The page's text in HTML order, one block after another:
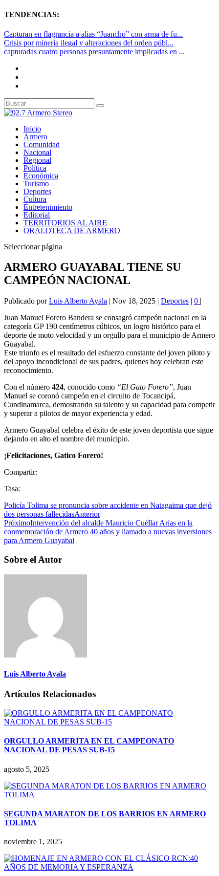
TENDENCIAS:
Capturan en flagrancia a alias “Juancho” con arma de fu...
Crisis por minería ilegal y alteraciones del orden públ...
capturadas cuatro personas presuntamente implicadas en ...
Inicio
Armero
Comunidad
Nacional
Regional
Política
Económica
Turismo
Deportes
Cultura
Entretenimiento
Editorial
TERRITORIOS AL AIRE
ORALOTECA DE ARMERO
Seleccionar página
ARMERO GUAYABAL TIENE SU
CAMPEÓN NACIONAL
Publicado porLuis Alberto Ayala | Nov 18, 2025 | Deportes | 0 |
Juan Manuel Forero Bandera se consagró campeón nacional en la
categoría GP 190 centímetros cúbicos, un logro histórico para el
deporte de moto velocidad y un orgullo para el municipio de Armero
Guayabal.
Este triunfo es el resultado del esfuerzo constante del joven piloto y
del apoyo incondicional de sus padres, quienes hoy celebran este
reconocimiento.
Con el número 424, conocido como “El Gato Forero”, Juan
Manuel se coronó campeón en el circuito de Tocancipá,
Cundinamarca, demostrando su talento y su capacidad para competir
y superar a pilotos de mayor experiencia y edad.
Armero Guayabal celebra el éxito de este joven deportista que sigue
dejando en alto el nombre del municipio.
¡Felicitaciones, Gatico Forero!
Compartir:
Tasa:
Policía Tolima se pronuncia sobre accidente en Natagaima que dejó
dos personas fallecidasAnterior
PróximoIntervención del alcalde Mauricio Cuéllar Arias en la
conmemoración de Armero 40 años y llamado a nuevas inversiones
para Armero Guayabal
Sobre el Autor
Luis Alberto Ayala
Artículos Relacionados
ORGULLO ARMERITA EN EL CAMPEONATO
NACIONAL DE PESAS SUB-15
agosto 5, 2025
SEGUNDA MARATON DE LOS BARRIOS EN ARMERO
TOLIMA
noviembre 1, 2025